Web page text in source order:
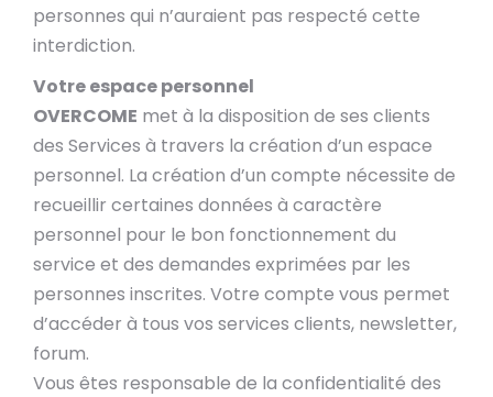
personnes qui n’auraient pas respecté cette
interdiction.
Votre espace personnel
OVERCOME met à la disposition de ses clients
des Services à travers la création d’un espace
personnel. La création d’un compte nécessite de
recueillir certaines données à caractère
personnel pour le bon fonctionnement du
service et des demandes exprimées par les
personnes inscrites. Votre compte vous permet
d’accéder à tous vos services clients, newsletter,
forum.
Vous êtes responsable de la confidentialité des